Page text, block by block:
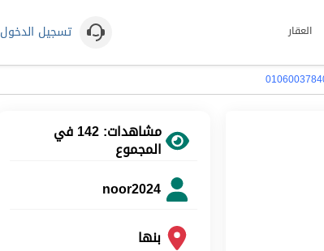
العقار تسجيل الدخول
مشاهدات: 142 في
المجموع
noor2024
بنها